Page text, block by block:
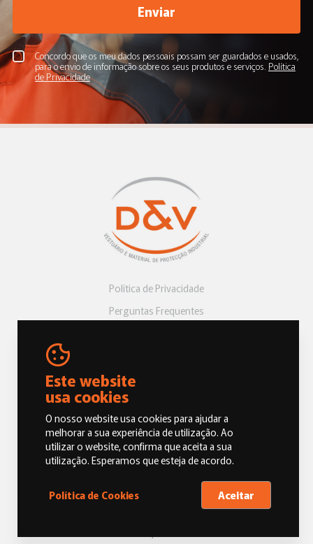
Concordo que os meu dados pessoais possam ser guardados e usados,
para o envio de informação sobre os seus produtos e serviços. Política
de Privacidade
Enviar
Política de Privacidade
Perguntas Frequentes
© 2026 Dias e Vicentes, Vestuário e Material de Proteção Industrial.
Todos os direitos reservados
Este website
usa cookies
O nosso website usa cookies para ajudar a
melhorar a sua experiência de utilização. Ao
utilizar o website, confirma que aceita a sua
utilização. Esperamos que esteja de acordo.
Política de Cookies Aceitar